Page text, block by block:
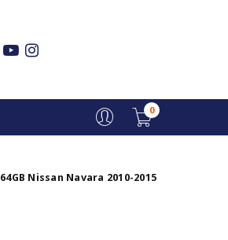
0
Nissan Navara 2010-2015